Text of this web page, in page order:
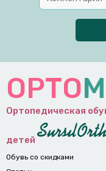
ОРТО
Ортопедическая
детей
Обувь со скидками